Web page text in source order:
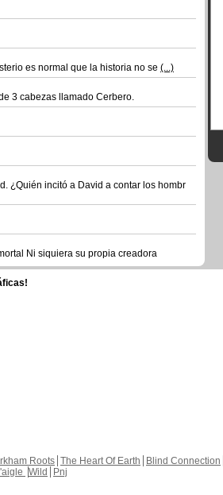
es normal que la historia no se (...)
3 cabezas llamado Cerbero.
¿Quién incitó a David a contar los hombr
Ni siquiera su propia creadora
Roots The Heart Of Earth Blind Connection
Wild
Pnj